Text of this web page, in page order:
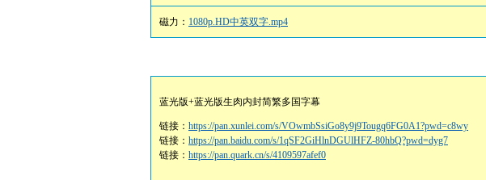
磁力： 1080p.HD中英双字.mp4
蓝光版+蓝光版生肉内封简繁多国字幕
链接： https://pan.xunlei.com/s/VOwmbSsiGo8y9j9Tougq6FG0A1?pwd=c8wy
链接： https://pan.baidu.com/s/1qSF2GiHlnDGUlHFZ-80hbQ?pwd=dyg7
链接： https://pan.quark.cn/s/4109597afef0